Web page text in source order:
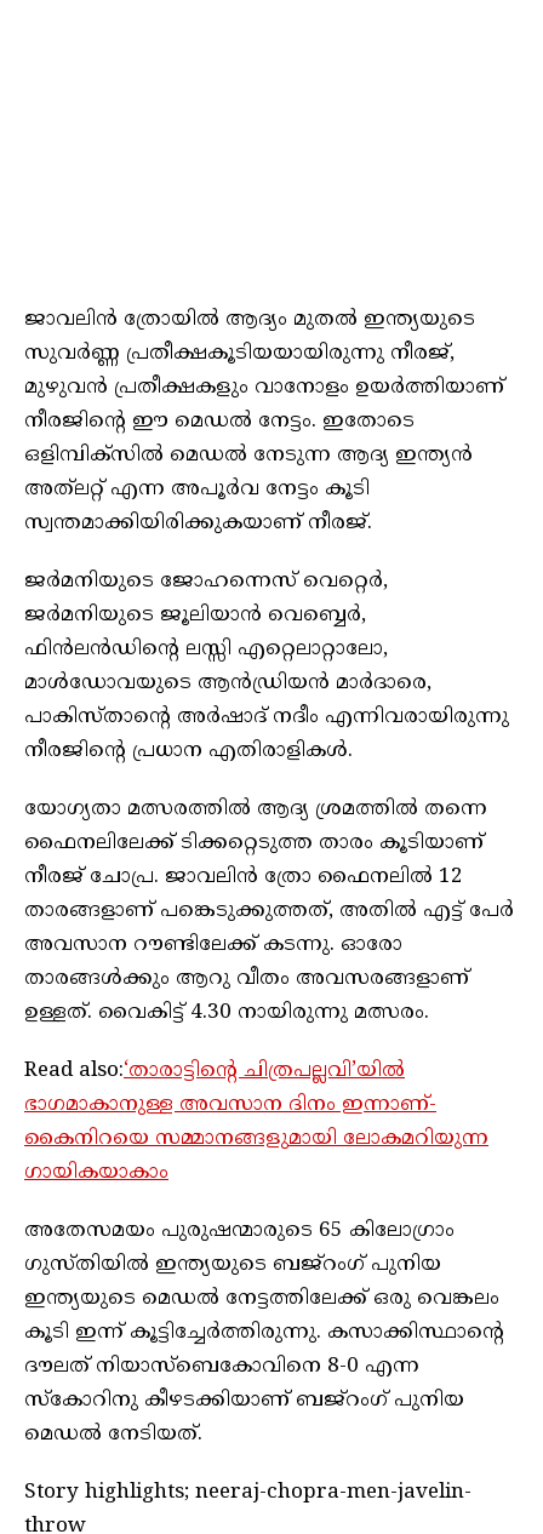
ജാവലിൻ ത്രോയിൽ ആദ്യം മുതൽ ഇന്ത്യയുടെ
സുവർണ്ണ പ്രതീക്ഷകൂടിയയായിരുന്നു നീരജ്,
മുഴുവൻ പ്രതീക്ഷകളും വാനോളം ഉയർത്തിയാണ്
നീരജിന്റെ ഈ മെഡൽ നേട്ടം. ഇതോടെ
ഒളിമ്പിക്‌സിൽ മെഡൽ നേടുന്ന ആദ്യ ഇന്ത്യൻ
അത്‌ലറ്റ് എന്ന അപൂർവ നേട്ടം കൂടി
സ്വന്തമാക്കിയിരിക്കുകയാണ് നീരജ്.
ജര്‍മനിയുടെ ജോഹന്നെസ് വെറ്റെർ,
ജര്‍മനിയുടെ ജൂലിയാന്‍ വെബ്ബെര്‍,
ഫിന്‍ലന്‍ഡിന്റെ ലസ്സി എറ്റെലാറ്റാലോ,
മാള്‍ഡോവയുടെ ആന്‍ഡ്രിയന്‍ മാര്‍ദാരെ,
പാകിസ്താന്റെ അര്‍ഷാദ് നദീം എന്നിവരായിരുന്നു
നീരജിന്റെ പ്രധാന എതിരാളികൾ.
യോഗ്യതാ മത്സരത്തിൽ ആദ്യ ശ്രമത്തിൽ തന്നെ
ഫൈനലിലേക്ക് ടിക്കറ്റെടുത്ത താരം കൂടിയാണ്
നീരജ് ചോപ്ര. ജാവലിൻ ത്രോ ഫൈനലിൽ 12
താരങ്ങളാണ് പങ്കെടുക്കുത്തത്, അതിൽ എട്ട് പേർ
അവസാന റൗണ്ടിലേക്ക് കടന്നു. ഓരോ
താരങ്ങൾക്കും ആറു വീതം അവസരങ്ങളാണ്
ഉള്ളത്. വൈകിട്ട് 4.30 നായിരുന്നു മത്സരം.
Read also:‘താരാട്ടിന്റെ ചിത്രപല്ലവി’യിൽ
ഭാഗമാകാനുള്ള അവസാന ദിനം ഇന്നാണ്-
കൈനിറയെ സമ്മാനങ്ങളുമായി ലോകമറിയുന്ന
ഗായികയാകാം
അതേസമയം പുരുഷന്മാരുടെ 65 കിലോഗ്രാം
ഗുസ്തിയിൽ ഇന്ത്യയുടെ ബജ്റംഗ് പുനിയ
ഇന്ത്യയുടെ മെഡൽ നേട്ടത്തിലേക്ക് ഒരു വെങ്കലം
കൂടി ഇന്ന് കൂട്ടിച്ചേർത്തിരുന്നു. കസാക്കിസ്ഥാൻ്റെ
ദൗലത് നിയാസ്ബെകോവിനെ 8-0 എന്ന
സ്കോറിനു കീഴടക്കിയാണ് ബജ്റംഗ് പുനിയ
മെഡൽ നേടിയത്.
Story highlights; neeraj-chopra-men-javelin-
throw